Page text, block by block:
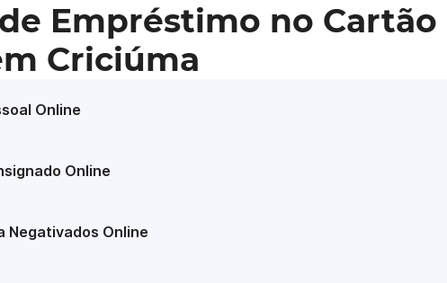
Empréstimo no
Criciúma
Online
Online
Negativados Online